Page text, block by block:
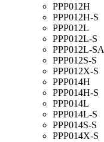
PPP012H
PPP012H-S
PPP012L
PPP012L-S
PPP012L-SA
PPP012S-S
PPP012X-S
PPP014H
PPP014H-S
PPP014L
PPP014L-S
PPP014S-S
PPP014X-S